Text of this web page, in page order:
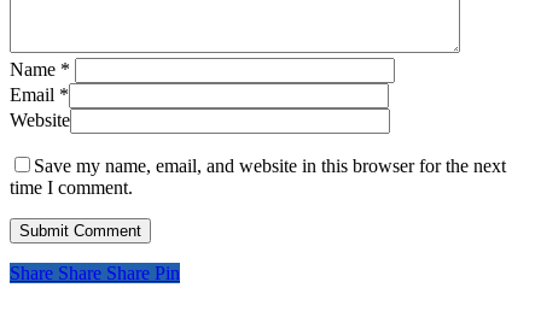
Name *
Email *
Website
Save my name, email, and website in this browser for the next
time I comment.
Share Share Share Pin